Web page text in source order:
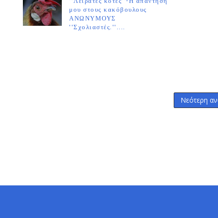
μου στους κακόβουλους
ΑΝΩΝΥΜΟΥΣ
''Σχολιαστές.''....
Νεότερη